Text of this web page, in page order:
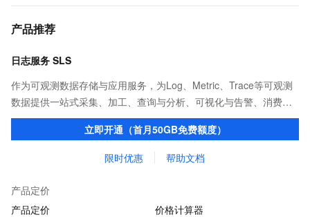
产品推荐
日志服务 SLS
作为可观测数据存储与应用服务，为Log、Metric、Trace等可观测
数据提供一站式采集、加工、查询与分析、可视化与告警、消费与
投递等功能，提升研发、运维、运营、安全等场景化智能应用能
立即开通（首月50GB免费额度）
限时优惠 帮助文档
产品定价
产品定价
价格计算器